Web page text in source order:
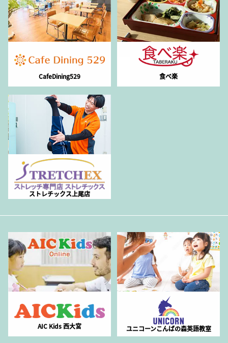
CafeDining529 食べ楽
ストレチックス上尾店
AIC Kids 西大宮 ユニコーンこんばの森英語教室